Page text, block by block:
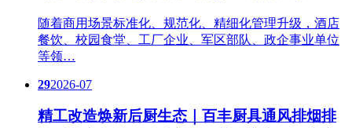
随着商用场景标准化、规范化、精细化管理升级，酒店
餐饮、校园食堂、工厂企业、军区部队、政企事业单位
等领…
292026-07
精工改造焕新后厨生态｜百丰厨具通风排烟排